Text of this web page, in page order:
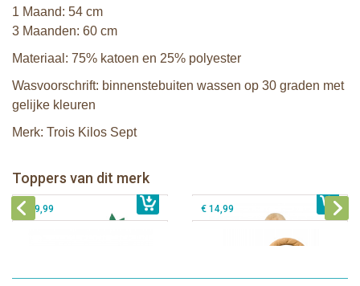
1 Maand: 54 cm
3 Maanden: 60 cm
Materiaal: 75% katoen en 25% polyester
Wasvoorschrift: binnenstebuiten wassen op 30 graden met
gelijke kleuren
Merk: Trois Kilos Sept
Toppers van dit merk
€ 26,99
Sophie de giraf Activity Wheel
€ 39,99 € 14,99